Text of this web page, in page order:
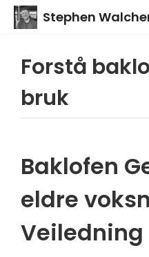
Stephen
Forstå
bruk
Baklofen
eldre
Veiledning